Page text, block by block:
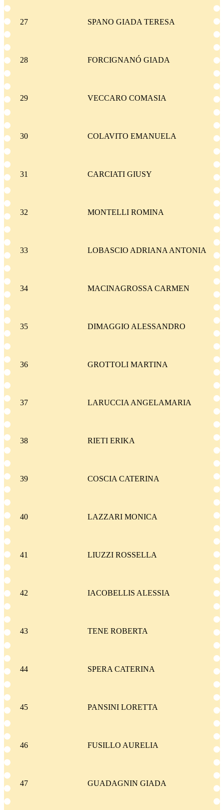
27 SPANO GIADA TERESA
28 FORCIGNANÓ GIADA
29 VECCARO COMASIA
30 COLAVITO EMANUELA
31 CARCIATI GIUSY
32 MONTELLI ROMINA
33 LOBASCIO ADRIANA ANTONIA
34 MACINAGROSSA CARMEN
35 DIMAGGIO ALESSANDRO
36 GROTTOLI MARTINA
37 LARUCCIA ANGELAMARIA
38 RIETI ERIKA
39 COSCIA CATERINA
40 LAZZARI MONICA
41 LIUZZI ROSSELLA
42 IACOBELLIS ALESSIA
43 TENE ROBERTA
44 SPERA CATERINA
45 PANSINI LORETTA
46 FUSILLO AURELIA
47 GUADAGNIN GIADA